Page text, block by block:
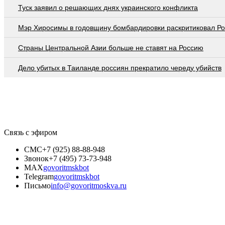
Туск заявил о решающих днях украинского конфликта
Мэр Хиросимы в годовщину бомбардировки раскритиковал
Страны Центральной Азии больше не ставят на Россию
Дело убитых в Таиланде россиян прекратило череду убийств
Связь с эфиром
СМС+7 (925) 88-88-948
Звонок+7 (495) 73-73-948
MAXgovoritmskbot
Telegramgovoritmskbot
Письмоinfo@govoritmoskva.ru